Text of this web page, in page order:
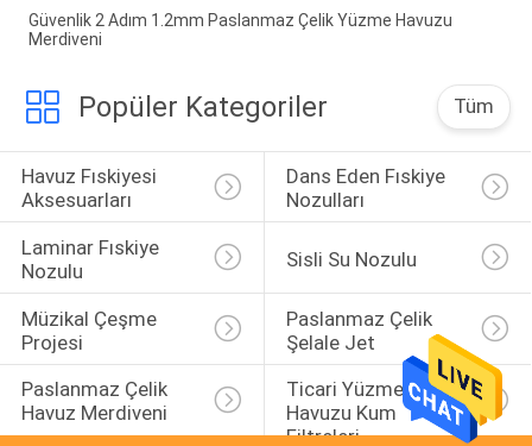
Güvenlik 2 Adım 1.2mm Paslanmaz Çelik Yüzme Havuzu
Merdiveni
Popüler Kategoriler Tüm
Havuz Fıskiyesi
Aksesuarları
Dans Eden Fıskiye
Nozulları
Laminar Fıskiye
Nozulu
Sisli Su Nozulu
Müzikal Çeşme
Projesi
Paslanmaz Çelik
Şelale Jet
Paslanmaz Çelik
Havuz Merdiveni
Ticari Yüzme
Havuzu Kum
Filtreleri